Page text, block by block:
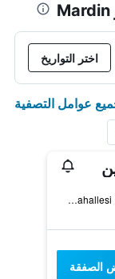
اختر التواريخ
عوامل التصفية
Diyarbakir Kapi Mahallesi 1.Cadde No 455, ماردين, تركيا
الصفقة